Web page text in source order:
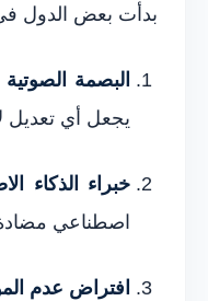
بدأت بعض الدول
البصمة الصوتية
يجعل أي تعديل
خبراء الذكاء
اصطناعي
افتراض عدم